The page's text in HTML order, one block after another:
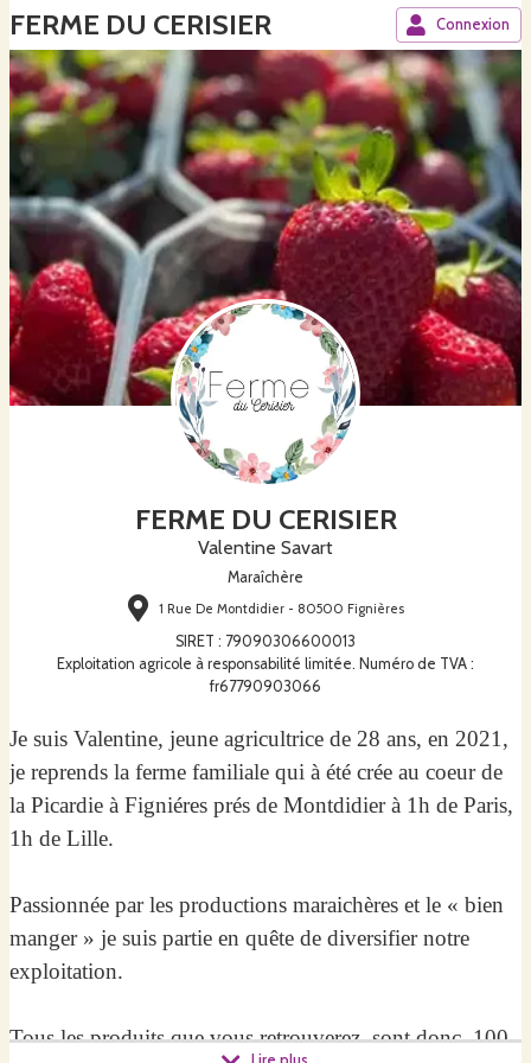
FERME DU CERISIER Connexion
FERME DU CERISIER
Valentine Savart
Maraîchère
1 Rue De Montdidier - 80500 Fignières
SIRET : 79090306600013
Exploitation agricole à responsabilité limitée. Numéro de TVA :
fr67790903066
Je suis Valentine, jeune agricultrice de 28 ans, en 2021,
je reprends la ferme familiale qui à été crée au coeur de
la Picardie à Figniéres prés de Montdidier à 1h de Paris,
1h de Lille.
Passionnée par les productions maraichères et le « bien
manger » je suis partie en quête de diversifier notre
exploitation.
Tous les produits que vous retrouverez sont donc 100